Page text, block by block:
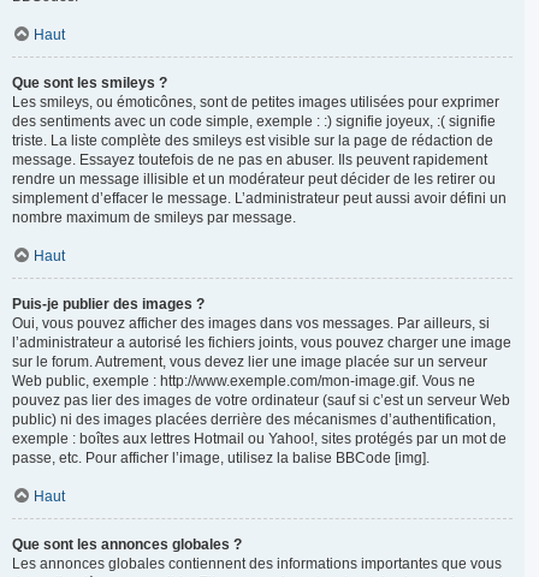
Haut
Que sont les smileys ?
Les smileys, ou émoticônes, sont de petites images utilisées pour exprimer
des sentiments avec un code simple, exemple : :) signifie joyeux, :( signifie
triste. La liste complète des smileys est visible sur la page de rédaction de
message. Essayez toutefois de ne pas en abuser. Ils peuvent rapidement
rendre un message illisible et un modérateur peut décider de les retirer ou
simplement d’effacer le message. L’administrateur peut aussi avoir défini un
nombre maximum de smileys par message.
Haut
Puis-je publier des images ?
Oui, vous pouvez afficher des images dans vos messages. Par ailleurs, si
l’administrateur a autorisé les fichiers joints, vous pouvez charger une image
sur le forum. Autrement, vous devez lier une image placée sur un serveur
Web public, exemple : http://www.exemple.com/mon-image.gif. Vous ne
pouvez pas lier des images de votre ordinateur (sauf si c’est un serveur Web
public) ni des images placées derrière des mécanismes d’authentification,
exemple : boîtes aux lettres Hotmail ou Yahoo!, sites protégés par un mot de
passe, etc. Pour afficher l’image, utilisez la balise BBCode [img].
Haut
Que sont les annonces globales ?
Les annonces globales contiennent des informations importantes que vous